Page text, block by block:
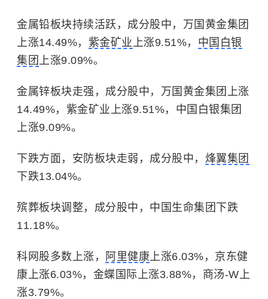
金属铅板块持续活跃，成分股中，万国黄金集团
上涨14.49%， 紫金矿业 上涨9.51%， 中国白银
集团 上涨9.09%。
金属锌板块走强，成分股中，万国黄金集团上涨
14.49%，紫金矿业上涨9.51%，中国白银集团
上涨9.09%。
下跌方面，安防板块走弱，成分股中， 烽翼集团
下跌13.04%。
殡葬板块调整，成分股中，中国生命集团下跌
11.18%。
科网股多数上涨， 阿里健康 上涨6.03%，京东健
康上涨6.03%，金蝶国际上涨3.88%，商汤-W上
涨3.79%。